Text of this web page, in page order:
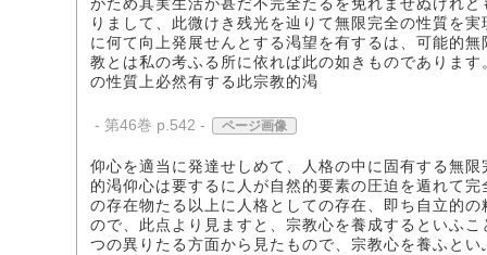
がため其実生活が甚だ不完全たるを免れませぬけれ
りまして、此微けき残光を辿りて無限完全の性質を
に何て向上発展せんとする渇望を有するは、可能的
教とは私の考ふる所に依れば此の如きものでありま
の性質上必然有する此宗教的渇
- 第46巻 p.542 - ページ画像
仰心を適当に発達せしめて、人格の中に固有する無
的渇仰心は要するに人が自然的要素の圧迫を遁れて
の存在物たる以上に人格としての存在、即ち自立的
ので、此点より見ますと、宗教心を養成するといふ
つの異りたる方面から見たもので、宗教心を養ふと